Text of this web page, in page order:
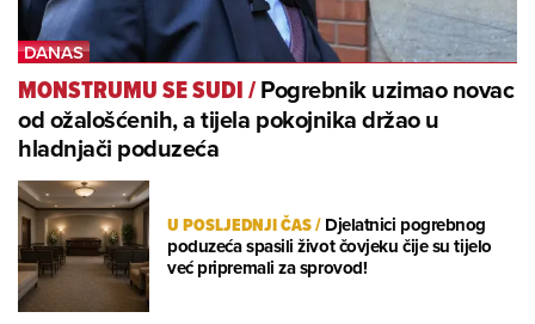
MONSTRUMU SE SUDI/Pogrebnik uzimao novac
od ožalošćenih, a tijela pokojnika držao u
hladnjači poduzeća
U POSLJEDNJI ČAS/Djelatnici pogrebnog
poduzeća spasili život čovjeku čije su tijelo
već pripremali za sprovod!